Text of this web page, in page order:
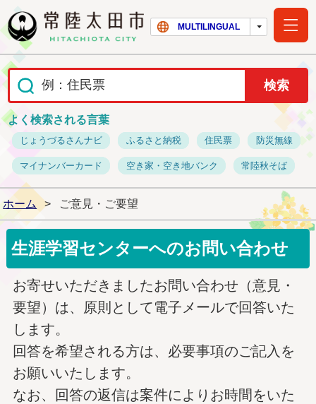
常陸太田市ホー
MULTILINGUAL
よく検索される言葉
じょうづるさんナビ ふるさと納税 住民票 防災無線
マイナンバーカード 空き家・空き地バンク 常陸秋そば
ホーム > ご意見・ご要望
生涯学習センターへのお問い合わせ
お寄せいただきましたお問い合わせ（意見・
要望）は、原則として電子メールで回答いた
します。
回答を希望される方は、必要事項のご記入を
お願いいたします。
なお、回答の返信は案件によりお時間をいた